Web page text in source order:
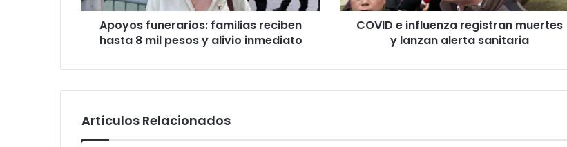
Apoyos funerarios: familias reciben
hasta 8 mil pesos y alivio inmediato
COVID e influenza registran muertes
y lanzan alerta sanitaria
Artículos Relacionados